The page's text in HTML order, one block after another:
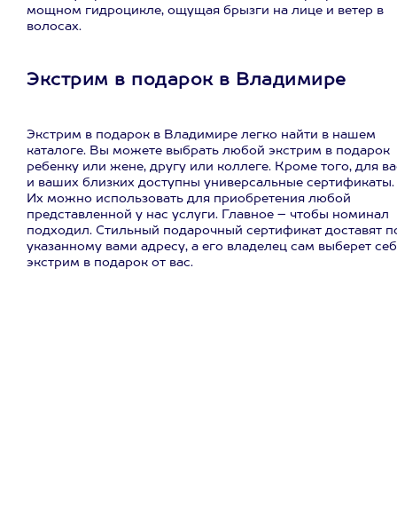
мощном гидроцикле, ощущая брызги на лице и ветер в
волосах.
Экстрим в подарок в Владимире
Экстрим в подарок в Владимире легко найти в нашем
каталоге. Вы можете выбрать любой экстрим в подарок
ребенку или жене, другу или коллеге. Кроме того, для
и ваших близких доступны универсальные сертификаты.
Их можно использовать для приобретения любой
представленной у нас услуги. Главное – чтобы номинал
подходил. Стильный подарочный сертификат доставят
указанному вами адресу, а его владелец сам выберет
экстрим в подарок от вас.